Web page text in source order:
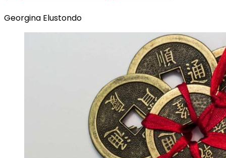
Georgina Elustondo